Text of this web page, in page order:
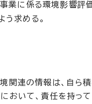
事業に係る環境影響
う求める。
関連の情報は、自ら
おいて、責任を持って